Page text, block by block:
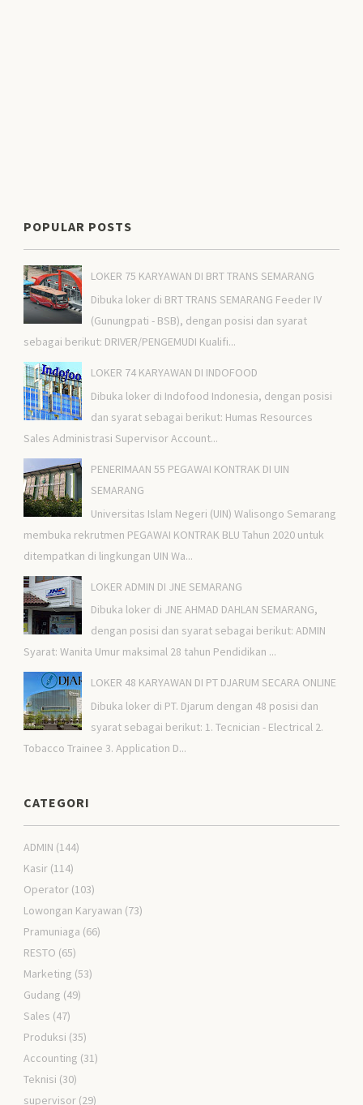
POPULAR POSTS
LOKER 75 KARYAWAN DI BRT TRANS SEMARANG
Dibuka loker di BRT TRANS SEMARANG Feeder IV
(Gunungpati - BSB), dengan posisi dan syarat
sebagai berikut: DRIVER/PENGEMUDI Kualifi...
LOKER 74 KARYAWAN DI INDOFOOD
Dibuka loker di Indofood Indonesia, dengan posisi
dan syarat sebagai berikut: Humas Resources
Sales Administrasi Supervisor Account...
PENERIMAAN 55 PEGAWAI KONTRAK DI UIN
SEMARANG
Universitas Islam Negeri (UIN) Walisongo Semarang
membuka rekrutmen PEGAWAI KONTRAK BLU Tahun 2020 untuk
ditempatkan di lingkungan UIN Wa...
LOKER ADMIN DI JNE SEMARANG
Dibuka loker di JNE AHMAD DAHLAN SEMARANG,
dengan posisi dan syarat sebagai berikut: ADMIN
Syarat: Wanita Umur maksimal 28 tahun Pendidikan ...
LOKER 48 KARYAWAN DI PT DJARUM SECARA ONLINE
Dibuka loker di PT. Djarum dengan 48 posisi dan
syarat sebagai berikut: 1. Tecnician - Electrical 2.
Tobacco Trainee 3. Application D...
CATEGORI
ADMIN (144)
Kasir (114)
Operator (103)
Lowongan Karyawan (73)
Pramuniaga (66)
RESTO (65)
Marketing (53)
Gudang (49)
Sales (47)
Produksi (35)
Accounting (31)
Teknisi (30)
supervisor (29)